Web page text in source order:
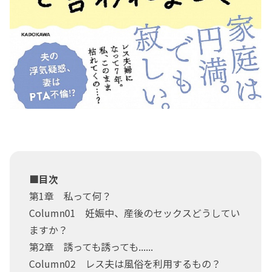
■目次
第1章 私って何？
Column01 妊娠中、産後のセックスどうしてい
ますか？
第2章 誘っても誘っても......
Column02 レス夫は風俗を利用するもの？